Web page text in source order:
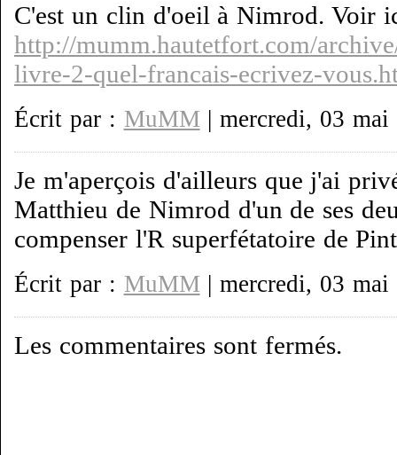
C'est un clin d'oeil à Nimrod. Voir
http://mumm.hautetfort.com/
livre-2-quel-francais-ecrivez-
Écrit par : MuMM | mercredi, 03 mai
Je m'aperçois d'ailleurs que j'ai
Matthieu de Nimrod d'un de ses
compenser l'R superfétatoire de
Écrit par : MuMM | mercredi, 03 mai
Les commentaires sont fermés.